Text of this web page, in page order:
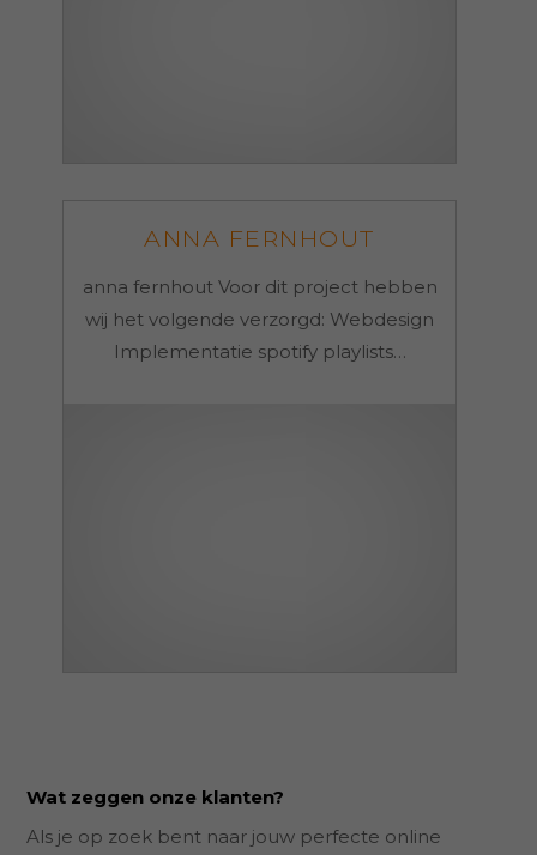
ANNA FERNHOUT
anna fernhout Voor dit project hebben
wij het volgende verzorgd: Webdesign
Implementatie spotify playlists…
Wat zeggen onze klanten?
Als je op zoek bent naar jouw perfecte online